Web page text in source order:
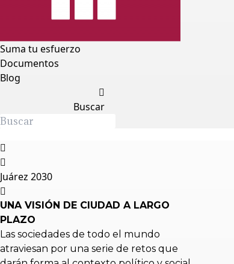
Suma tu esfuerzo
Documentos
Blog
Buscar
Juárez 2030
UNA VISIÓN DE CIUDAD A LARGO
PLAZO
Las sociedades de todo el mundo
atraviesan por una serie de retos que